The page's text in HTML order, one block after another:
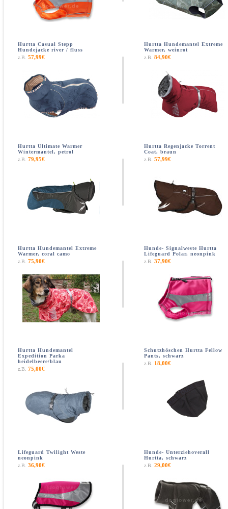
Hurtta Casual Stepp
Hundejacke river / fluss
z.B. 57,99€
Hurtta Hundemantel Extreme
Warmer, weinrot
z.B. 84,90€
Hurtta Ultimate Warmer
Wintermantel, petrol
z.B. 79,95€
Hurtta Regenjacke Torrent
Coat, braun
z.B. 57,99€
Hurtta Hundemantel Extreme
Warmer, coral camo
z.B. 75,90€
Hunde- Signalweste Hurtta
Lifeguard Polar, neonpink
z.B. 37,90€
Hurtta Hundemantel
Expedition Parka
heidelbeere/blau
z.B. 75,00€
Schutzhöschen Hurtta Fellow
Pants, schwarz
z.B.
18,00€
Lifeguard Twilight Weste
neonpink
z.B. 36,90€
Hunde- Unterziehoverall
Hurtta, schwarz
z.B. 29,00€